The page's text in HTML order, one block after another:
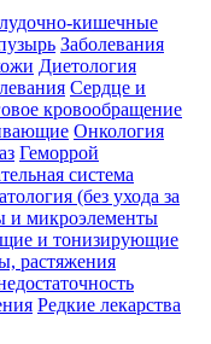
кишечные
Заболевания
Диетология
Сердце и
кровообращение
Онкология
Геморрой
система
(без ухода за
и микроэлементы
и тонизирующие
растяжения
Редкие лекарства